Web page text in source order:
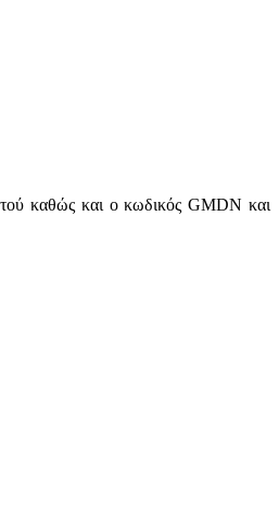
καθώς και ο κωδικός GMDN και